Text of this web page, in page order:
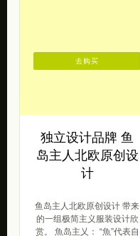
独立设计品牌 鱼
岛主人北欧原创设
计
鱼岛主人北欧原创设计 带来
的一组极简主义服装设计欣
赏。 魚岛主乂： “魚”代表自
去购买